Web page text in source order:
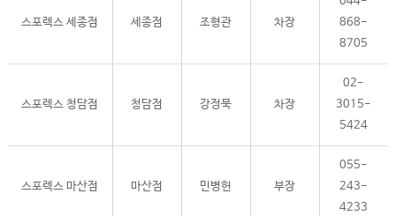
스포렉스 세종점 세종점 조형관 차장
868-
8705
스포렉스 청담점 청담점 강정묵 차장
02-
3015-
5424
스포렉스 마산점 마산점 민병헌 부장
055-
243-
4233